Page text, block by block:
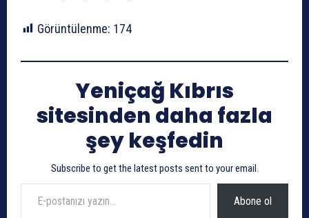
Görüntülenme: 174
Yeniçağ Kıbrıs
sitesinden daha fazla
şey keşfedin
Subscribe to get the latest posts sent to your email.
E-postanızı yazın…
Abone ol